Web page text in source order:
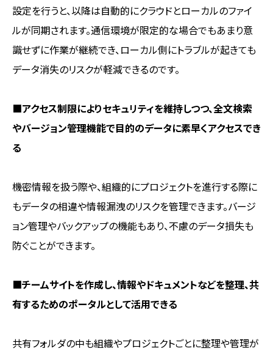
設定を行うと、以降は自動的にクラウドとローカルのファイ
ルが同期されます。通信環境が限定的な場合でもあまり意
識せずに作業が継続でき、ローカル側にトラブルが起きても
データ消失のリスクが軽減できるのです。
■アクセス制限によりセキュリティを維持しつつ、全文検索
やバージョン管理機能で目的のデータに素早くアクセスでき
る
機密情報を扱う際や、組織的にプロジェクトを進行する際に
もデータの相違や情報漏洩のリスクを管理できます。バージ
ョン管理やバックアップの機能もあり、不慮のデータ損失も
防ぐことができます。
■チームサイトを作成し、情報やドキュメントなどを整理、共
有するためのポータルとして活用できる
共有フォルダの中も組織やプロジェクトごとに整理や管理が